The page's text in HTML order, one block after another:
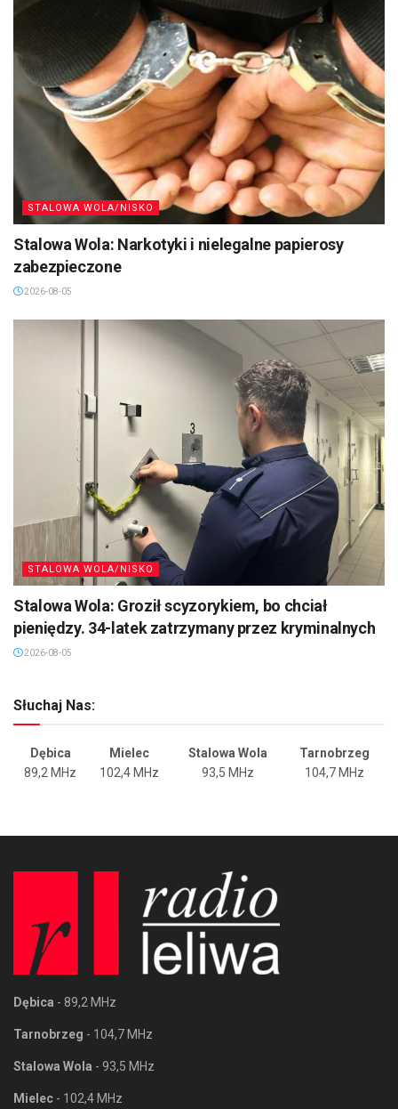
STALOWA WOLA/NISKO
Stalowa Wola: Narkotyki i nielegalne papierosy
zabezpieczone
2026-08-05
STALOWA WOLA/NISKO
Stalowa Wola: Groził scyzorykiem, bo chciał
pieniędzy. 34-latek zatrzymany przez kryminalnych
2026-08-05
Słuchaj Nas:
Dębica Mielec Stalowa Wola
Tarnobrzeg
89,2 MHz
102,4 MHz 93,5 MHz 104,7 MHz
Dębica - 89,2 MHz
Tarnobrzeg - 104,7 MHz
Stalowa Wola - 93,5 MHz
Mielec - 102,4 MHz